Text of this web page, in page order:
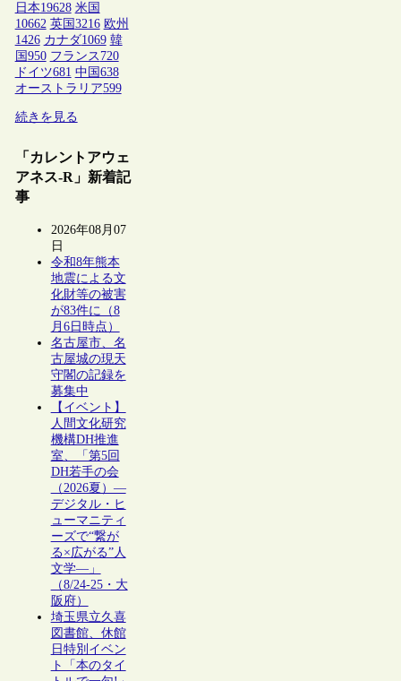
日本19628 米国
10662 英国 3216 欧州
1426 カナダ1069 韓
国 950 フランス 720
ドイツ681 中国 638
オーストラリア599
続きを見る
「カレントアウェ
アネス-R」新着記
事
2026年08月07
日
令和8年熊本
地震による文
化財等の被害
が83件に（8
月6日時点）
名古屋市、名
古屋城の現天
守閣の記録を
募集中
【イベント】
人間文化研究
機構DH推進
室、「第5回
DH若手の会
（2026夏）―
デジタル・ヒ
ューマニティ
ーズで“繋が
る×広がる”人
文学―」
（8/24-25・大
阪府）
埼玉県立久喜
図書館、休館
日特別イベン
ト「本のタイ